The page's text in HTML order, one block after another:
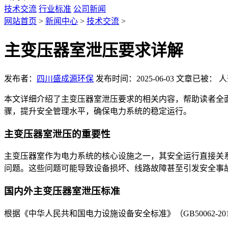
技术交流 行业标准 公司新闻
网站首页 > 新闻中心 > 技术交流 >
主变压器室泄压要求详解
发布者： 四川盛成源环保 发布时间：2025-06-03 文章已被：
本文详细介绍了主变压器室泄压要求的相关内容，帮助读者
骤，提升安全管理水平，确保电力系统的稳定运行。
主变压器室泄压的重要性
主变压器室作为电力系统的核心设施之一，其安全运行直接
问题。这些问题可能导致设备损坏、线路故障甚至引发安全
国内外主变压器室泄压标准
根据《中华人民共和国电力设施设备安全标准》（GB50062-